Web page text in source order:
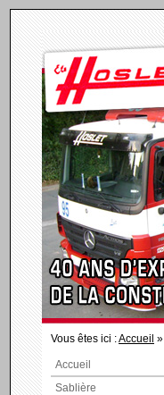
Vous êtes ici :Accueil »
Accueil
Sablière